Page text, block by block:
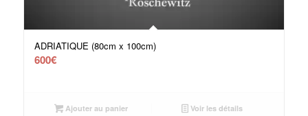
ADRIATIQUE (80cm x 100cm)
600€
Ajouter au panier Voir les détails